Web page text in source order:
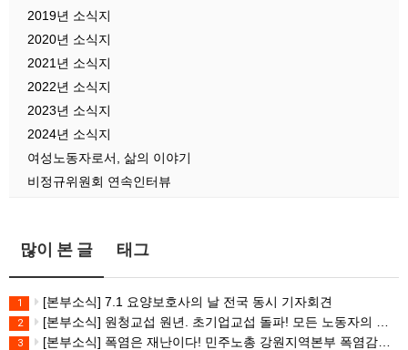
2019년 소식지
2020년 소식지
2021년 소식지
2022년 소식지
2023년 소식지
2024년 소식지
여성노동자로서, 삶의 이야기
비정규위원회 연속인터뷰
많이 본 글 태그
1 [본부소식] 7.1 요양보호사의 날 전국 동시 기자회견
2 [본부소식] 원청교섭 원년. 초기업교섭 돌파! 모든 노동자의 노동기본권 쟁취! 민주노총 7.15 총파업대회
3 [본부소식] 폭염은 재난이다! 민주노총 강원지역본부 폭염감시단 선포 기자회견